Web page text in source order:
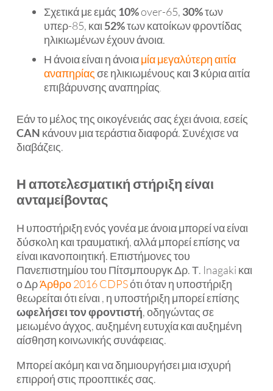
Σχετικά με εμάς 10%over-65, 30%των
υπερ-85, και52%των κατοίκων φροντίδας
ηλικιωμένων έχουν άνοια.
Η άνοια είναι η άνοιαμία μεγαλύτερη αιτία
αναπηρίαςσε ηλικιωμένους και3κύρια αιτία
επιβάρυνσης αναπηρίας.
Εάν το μέλος της οικογένειάς σας έχει άνοια, εσείς
CAN κάνουν μια τεράστια διαφορά. Συνέχισε να
διαβάζεις.
Η αποτελεσματική στήριξη είναι
ανταμείβοντας
Η υποστήριξη ενός γονέα με άνοια μπορεί να είναι
δύσκολη και τραυματική, αλλά μπορεί επίσης να
είναι ικανοποιητική. Επιστήμονες του
Πανεπιστημίου του Πίτσμπουργκ Δρ. Τ. Inagaki και
ο ΔρΆρθρο 2016 CDPSότι όταν η υποστήριξη
θεωρείται ότι είναι, η υποστήριξη μπορεί επίσης
ωφελήσει τον φροντιστή, οδηγώντας σε
μειωμένο άγχος, αυξημένη ευτυχία και αυξημένη
αίσθηση κοινωνικής συνάφειας.
Μπορεί ακόμη και να δημιουργήσει μια ισχυρή
επιρροή στις προοπτικές σας.